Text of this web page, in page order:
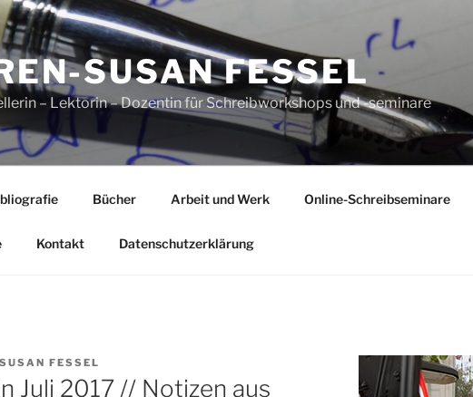
SUSAN FESSEL
– Lektorin – Dozentin für Schreibworkshops und -seminare
Bücher Arbeit und Werk Online-Schreibseminare
Kontakt Datenschutzerklärung
FESSEL
Juli 2017 // Notizen aus